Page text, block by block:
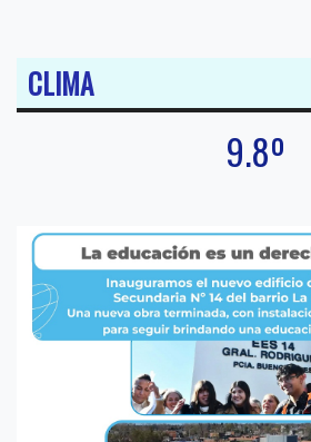
CLIMA
9.8º